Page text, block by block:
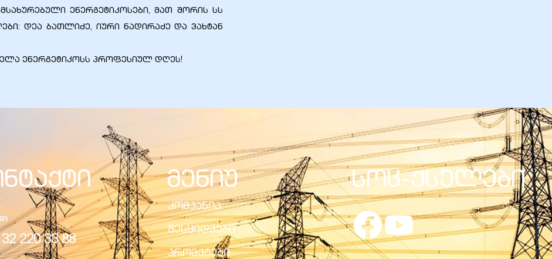
ენერგეტიკოსები, მათ შორის სს
დეა ბათლიძე, იური ნადირაძე და ვახტან
ენერგეტიკოსს პროფესიულ დღეს!
220 33 88
მენიუ
კომპანია
შესყიდვები
პროექტები
სოც-ქსელები